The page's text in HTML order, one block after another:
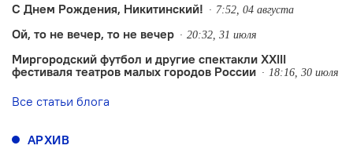
С Днем Рождения, Никитинский! 7:52, 04 августа
Ой, то не вечер, то не вечер 20:32, 31 июля
Миргородский футбол и другие спектакли XXIII
фестиваля театров малых городов России
18:16, 30 июля
Все статьи блога
АРХИВ